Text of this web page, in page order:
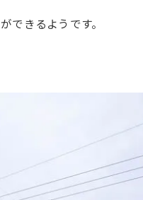
できるようです。